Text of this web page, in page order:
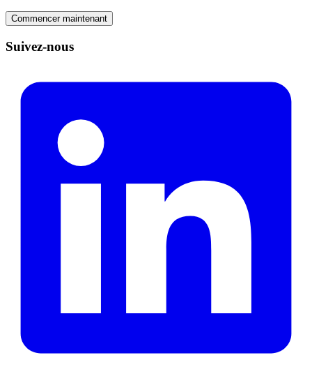
Commencer maintenant
Suivez-nous